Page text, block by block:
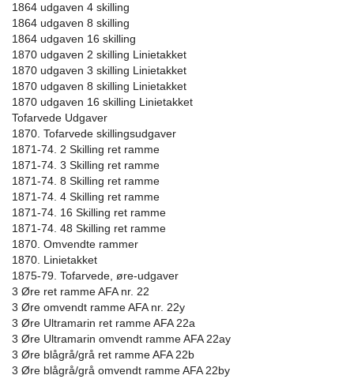
1864 udgaven 4 skilling
1864 udgaven 8 skilling
1864 udgaven 16 skilling
1870 udgaven 2 skilling Linietakket
1870 udgaven 3 skilling Linietakket
1870 udgaven 8 skilling Linietakket
1870 udgaven 16 skilling Linietakket
Tofarvede Udgaver
1870. Tofarvede skillingsudgaver
1871-74. 2 Skilling ret ramme
1871-74. 3 Skilling ret ramme
1871-74. 8 Skilling ret ramme
1871-74. 4 Skilling ret ramme
1871-74. 16 Skilling ret ramme
1871-74. 48 Skilling ret ramme
1870. Omvendte rammer
1870. Linietakket
1875-79. Tofarvede, øre-udgaver
3 Øre ret ramme AFA nr. 22
3 Øre omvendt ramme AFA nr. 22y
3 Øre Ultramarin ret ramme AFA 22a
3 Øre Ultramarin omvendt ramme AFA 22ay
3 Øre blågrå/grå ret ramme AFA 22b
3 Øre blågrå/grå omvendt ramme AFA 22by